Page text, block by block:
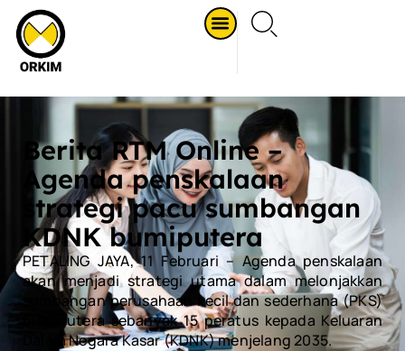
Berita RTM Online –
Agenda penskalaan
strategi pacu sumbangan
KDNK bumiputera
PETALING JAYA, 11 Februari – Agenda penskalaan
akan menjadi strategi utama dalam melonjakkan
sumbangan perusahaan kecil dan sederhana (PKS)
bumiputera sebanyak 15 peratus kepada Keluaran
Dalam Negara Kasar (KDNK) menjelang 2035.